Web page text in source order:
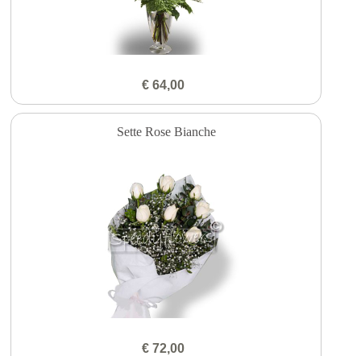
€ 64,00
Sette Rose Bianche
€ 72,00